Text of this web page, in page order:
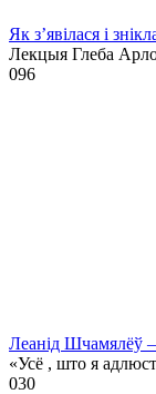
Як з’явілася і
Лекцыя Глеба
096
Леанід Шчамялёў
«Усё , што я
030